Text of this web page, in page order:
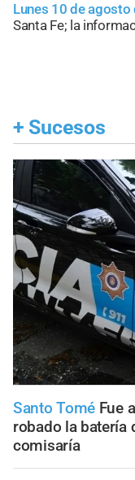
Lunes 10 de agosto
Santa Fe; la
+ Sucesos
Santo Tomé Fue
robado la batería
comisaría